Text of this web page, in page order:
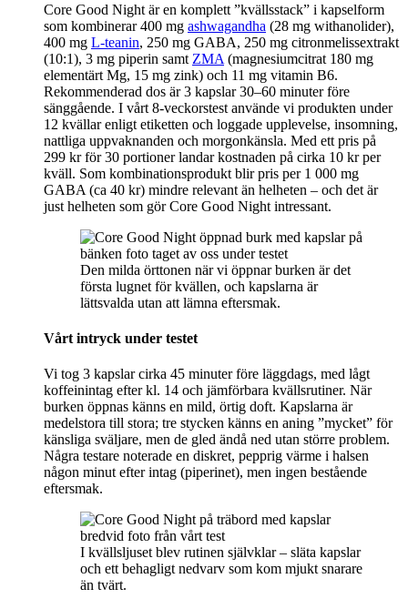
Core Good Night är en komplett ”kvällsstack” i kapselform
som kombinerar 400 mg ashwagandha (28 mg withanolider),
400 mg L-teanin, 250 mg GABA, 250 mg citronmelissextrakt
(10:1), 3 mg piperin samt ZMA (magnesiumcitrat 180 mg
elementärt Mg, 15 mg zink) och 11 mg vitamin B6.
Rekommenderad dos är 3 kapslar 30–60 minuter före
sänggående. I vårt 8‑veckorstest använde vi produkten under
12 kvällar enligt etiketten och loggade upplevelse, insomning,
nattliga uppvaknanden och morgonkänsla. Med ett pris på
299 kr för 30 portioner landar kostnaden på cirka 10 kr per
kväll. Som kombinationsprodukt blir pris per 1 000 mg
GABA (ca 40 kr) mindre relevant än helheten – och det är
just helheten som gör Core Good Night intressant.
Den milda örttonen när vi öppnar burken är det
första lugnet för kvällen, och kapslarna är
lättsvalda utan att lämna eftersmak.
Vårt intryck under testet
Vi tog 3 kapslar cirka 45 minuter före läggdags, med lågt
koffeinintag efter kl. 14 och jämförbara kvällsrutiner. När
burken öppnas känns en mild, örtig doft. Kapslarna är
medelstora till stora; tre stycken känns en aning ”mycket” för
känsliga sväljare, men de gled ändå ned utan större problem.
Några testare noterade en diskret, pepprig värme i halsen
någon minut efter intag (piperinet), men ingen bestående
eftersmak.
I kvällsljuset blev rutinen självklar – släta kapslar
och ett behagligt nedvarv som kom mjukt snarare
än tvärt.